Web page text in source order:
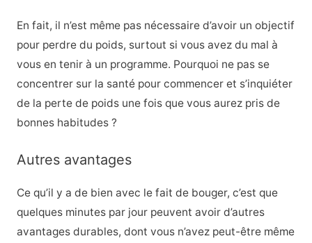
En fait, il n’est même pas nécessaire d’avoir un objectif
pour perdre du poids, surtout si vous avez du mal à
vous en tenir à un programme. Pourquoi ne pas se
concentrer sur la santé pour commencer et s’inquiéter
de la perte de poids une fois que vous aurez pris de
bonnes habitudes ?
Autres avantages
Ce qu’il y a de bien avec le fait de bouger, c’est que
quelques minutes par jour peuvent avoir d’autres
avantages durables, dont vous n’avez peut-être même